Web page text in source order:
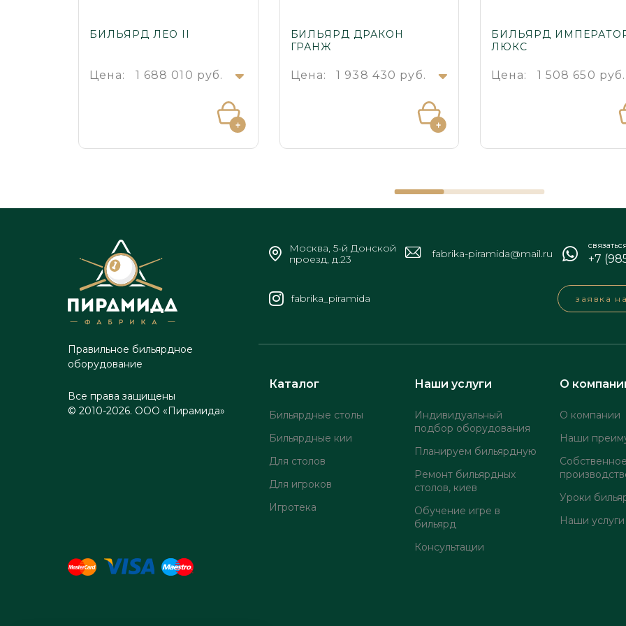
БИЛЬЯРД ЛЕО II
Цена: 1 688 010 руб.
БИЛЬЯРД ДРАКОН
ГРАНЖ
Цена: 1 938 430 руб.
БИЛЬЯРД
ЛЮКС
Цена: 1 508 650 руб.
Правильное бильярдное
оборудование
Все права защищены
© 2010-2026. ООО «Пирамида»
Москва, 5-й Донской
проезд, д.23
fabrika-piramida@mail.ru +7
fabrika_piramida заявка
Каталог
Бильярдные столы
Бильярдные кии
Для столов
Для игроков
Игротека
Наши услуги
Индивидуальный
подбор оборудования
Планируем бильярдную
Ремонт бильярдных
столов, киев
Обучение игре в
бильярд
Консультации
О
О компании
Наши
Собственное
Уроки
Наши услуги